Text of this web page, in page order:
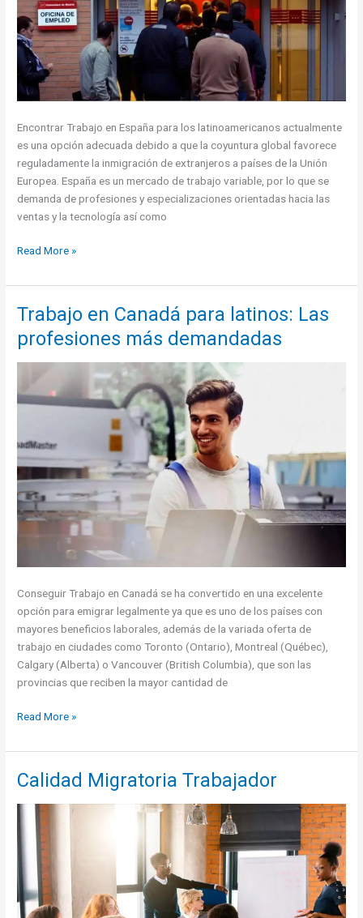
Encontrar Trabajo en España para los latinoamericanos actualmente
es una opción adecuada debido a que la coyuntura global favorece
reguladamente la inmigración de extranjeros a países de la Unión
Europea. España es un mercado de trabajo variable, por lo que se
demanda de profesiones y especializaciones orientadas hacia las
ventas y la tecnología así como
Trabajo
latinos
España:
Las
ocupaciones
demanda
Read More »
Trabajo en Canadá para latinos: Las
profesiones más demandadas
Conseguir Trabajo en Canadá se ha convertido en una excelente
opción para emigrar legalmente ya que es uno de los países con
mayores beneficios laborales, además de la variada oferta de
trabajo en ciudades como Toronto (Ontario), Montreal (Québec),
Calgary (Alberta) o Vancouver (British Columbia), que son las
provincias que reciben la mayor cantidad de
Trabajo
Canadá
latinos:
Las
profesiones
más
demandadas
Read More »
Calidad Migratoria Trabajador